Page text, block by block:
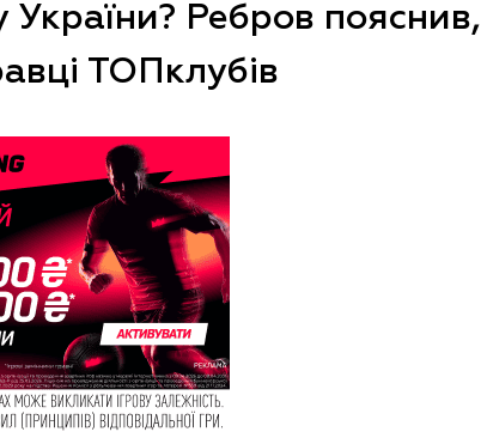
України? Ребров пояснив,
ТОПклубів